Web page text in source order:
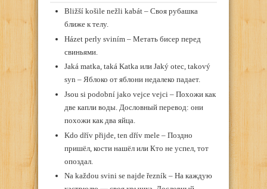
Bližší košile nežli kabát – Своя рубашка
ближе к телу.
Házet perly sviním – Метать бисер перед
свиньями.
Jaká matka, taká Katka или Jaký otec, takový
syn – Яблоко от яблони недалеко падает.
Jsou si podobní jako vejce vejci – Похожи как
две капли воды. Дословный перевод: они
похожи как два яйца.
Kdo dřív přijde, ten dřív mele – Поздно
пришёл, кости нашёл или Кто не успел, тот
опоздал.
Na každou svini se najde řezník – На каждую